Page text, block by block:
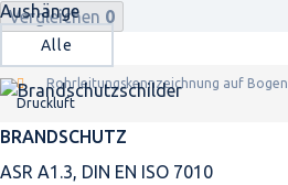
Aushänge
Alle
BRANDSCHUTZ
ASR A1.3, DIN EN ISO 7010
Vergleichen 0
Rohrleitungskennzeichnung auf Bogen
Druckluft